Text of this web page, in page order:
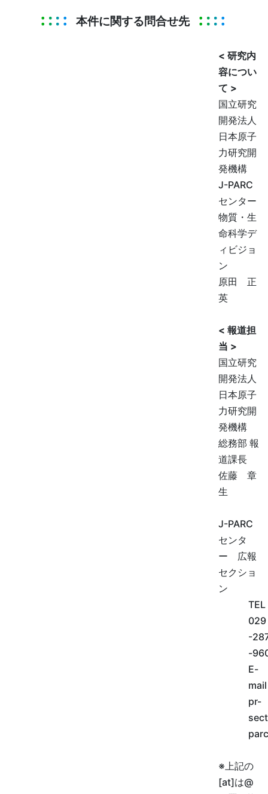
本件に関する問合せ先
< 研究内
容につい
て >
国立研究
開発法人
日本原子
力研究開
発機構
J-PARC
センター
物質・生
命科学デ
ィビジョ
ン
原田 正
英
< 報道担
当 >
国立研究
開発法人
日本原子
力研究開
発機構
総務部 報
道課長
佐藤 章
生
J-PARC
センタ
ー 広報
セクショ
ン
TEL
029
-
-
E-
mail
pr-
※上記の
[at]は@